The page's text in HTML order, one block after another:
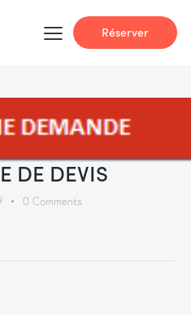
Réserver
DE DEVIS
0 Comments